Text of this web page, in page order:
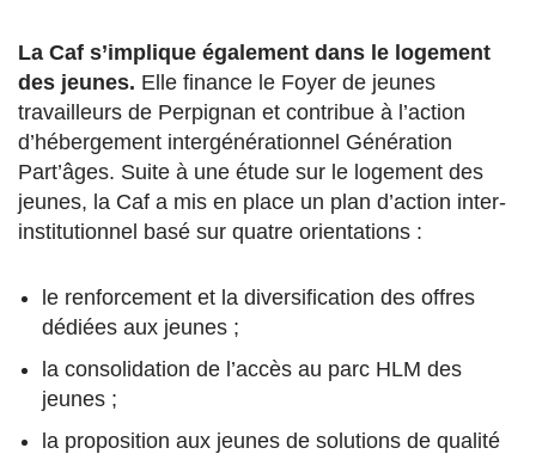
La Caf s’implique également dans le logement
des jeunes. Elle finance le Foyer de jeunes
travailleurs de Perpignan et contribue à l’action
d’hébergement intergénérationnel Génération
Part’âges. Suite à une étude sur le logement des
jeunes, la Caf a mis en place un plan d’action inter-
institutionnel basé sur quatre orientations :
le renforcement et la diversification des offres
dédiées aux jeunes ;
la consolidation de l’accès au parc HLM des
jeunes ;
la proposition aux jeunes de solutions de qualité